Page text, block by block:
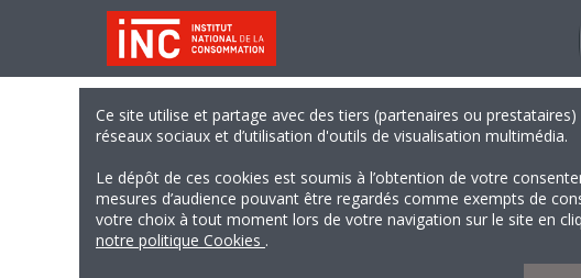
Ce site utilise et partage avec des tiers (partenaires ou
réseaux sociaux et d’utilisation d'outils de visualisation multimédia.
Le dépôt de ces cookies est soumis à l’obtention de votre
mesures d’audience pouvant être regardés comme exempts de
votre choix à tout moment lors de votre navigation sur le site en
notre politique Cookies .